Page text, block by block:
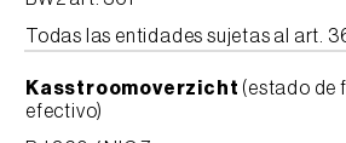
Todas las entidades sujetas al art.
Kasstroomoverzicht (estado de
efectivo)